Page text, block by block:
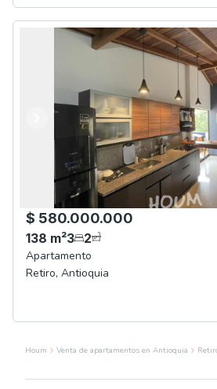
Anterior
Siguiente
$ 580.000.000
138 m²3 2
Apartamento
Retiro, Antioquia
Houm Venta de apartamentos en Antioquia